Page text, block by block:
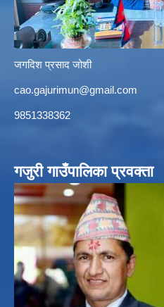
जगदिश प्रसाद जोशी
cao.gajurimun@gmail.com
9851338362
गजुरी गाउँपालिका प्रवक्ता